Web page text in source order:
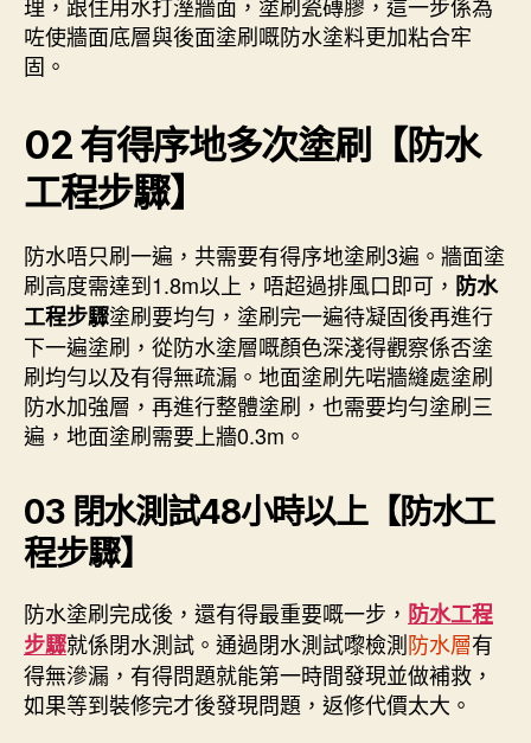
咗使牆面底層與後面塗刷嘅防水塗料更加粘合牢
固。
02有得序地多次塗刷【防水
工程步驟】
防水唔只刷一遍，共需要有得序地塗刷3遍。牆面塗
刷高度需達到1.8m以上，唔超過排風口即可， 防水
工程步驟塗刷要均勻，塗刷完一遍待凝固後再進行
下一遍塗刷，從防水塗層嘅顏色深淺得觀察係否塗
刷均勻以及有得無疏漏。地面塗刷先啱牆縫處塗刷
防水加強層，再進行整體塗刷，也需要均勻塗刷三
遍，地面塗刷需要上牆0.3m。
03 閉水測試48小時以上【防水工
程步驟】
防水塗刷完成後，還有得最重要嘅一步， 防水工程
步驟就係閉水測試。通過閉水測試嚟檢測防水層有
得無滲漏，有得問題就能第一時間發現並做補救，
如果等到裝修完才後發現問題，返修代價太大。